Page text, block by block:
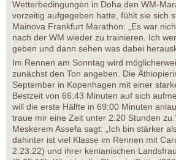
Wetterbedingungen in Doha den WM-
vorzeitig aufgegeben hatte, fühlt sie sich
Mainova Frankfurt Marathon: „Es war
nach der WM wieder zu trainieren. Ich
geben und dann sehen was dabei
Im Rennen am Sonntag wird
zunächst den Ton angeben. Die
September in Kopenhagen mit einer
Bestzeit von 66:43 Minuten auf sich
will die erste Hälfte in 69:00 Minuten
traue mir eine Zeit unter 2:20 Stunden
Meskerem Assefa sagt: „Ich bin stärker
dahinter ist viel Klasse im Rennen mit
2:23:22) und ihrer kenianischen